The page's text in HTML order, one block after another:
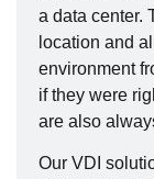
a data center.
location and
environment
if they were
are also
Our VDI